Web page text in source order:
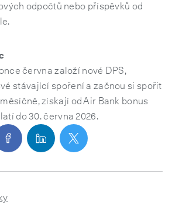
odpočtů nebo příspěvků od
června založí nové DPS,
stávající spoření a začnou si spořit
získají od Air Bank bonus
do 30. června 2026.